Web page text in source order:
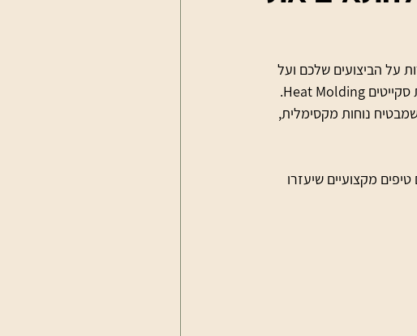
על הביצועים שלכם ועל
ההנאה מהמשחק. כאבים בכף הרגל בהחלקה הם בעיה נפוצה, ופתרון יעיל הוא אפיית סקייטים Heat Molding.
נוחות מקסימלית,
מקצועיים שיעזרו